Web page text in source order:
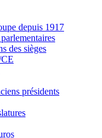
depuis 1917
des sièges
présidents